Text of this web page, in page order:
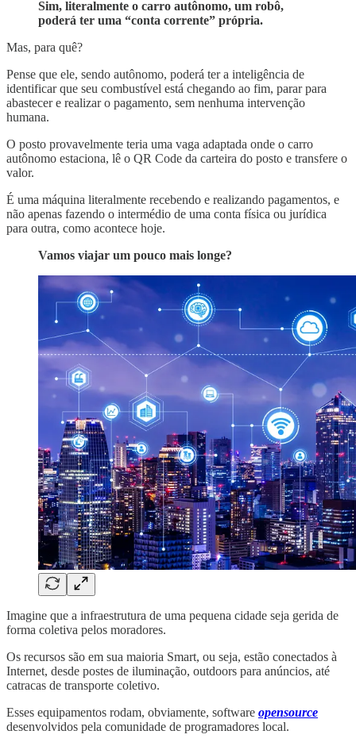
Sim, literalmente o carro autônomo, um robô,
poderá ter uma “conta corrente” própria.
Mas, para quê?
Pense que ele, sendo autônomo, poderá ter a inteligência de
identificar que seu combustível está chegando ao fim, parar para
abastecer e realizar o pagamento, sem nenhuma intervenção
humana.
O posto provavelmente teria uma vaga adaptada onde o carro
autônomo estaciona, lê o QR Code da carteira do posto e transfere o
valor.
É uma máquina literalmente recebendo e realizando pagamentos, e
não apenas fazendo o intermédio de uma conta física ou jurídica
para outra, como acontece hoje.
Vamos viajar um pouco mais longe?
Imagine que a infraestrutura de uma pequena cidade seja gerida de
forma coletiva pelos moradores.
Os recursos são em sua maioria Smart, ou seja, estão conectados à
Internet, desde postes de iluminação, outdoors para anúncios, até
catracas de transporte coletivo.
Esses equipamentos rodam, obviamente, software opensource
desenvolvidos pela comunidade de programadores local.